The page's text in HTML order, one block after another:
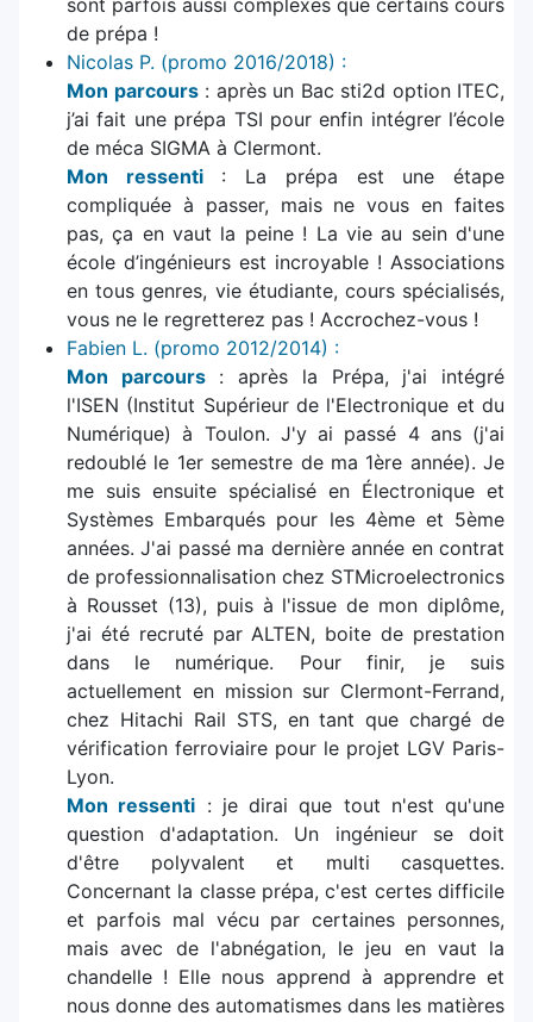
de prépa !
Nicolas P. (promo 2016/2018) :
Mon parcours: après un Bac sti2d option ITEC,
j’ai fait une prépa TSI pour enfin intégrer l’école
de méca SIGMA à Clermont.
Mon ressenti: La prépa est une étape
compliquée à passer, mais ne vous en faites
pas, ça en vaut la peine ! La vie au sein d'une
école d’ingénieurs est incroyable ! Associations
en tous genres, vie étudiante, cours spécialisés,
vous ne le regretterez pas ! Accrochez-vous !
Fabien L. (promo 2012/2014) :
Mon parcours: après la Prépa, j'ai intégré
l'ISEN (Institut Supérieur de l'Electronique et du
Numérique) à Toulon. J'y ai passé 4 ans (j'ai
redoublé le 1er semestre de ma 1ère année). Je
me suis ensuite spécialisé en Électronique et
Systèmes Embarqués pour les 4ème et 5ème
années. J'ai passé ma dernière année en contrat
de professionnalisation chez STMicroelectronics
à Rousset (13), puis à l'issue de mon diplôme,
j'ai été recruté par ALTEN, boite de prestation
dans le numérique. Pour finir, je suis
actuellement en mission sur Clermont-Ferrand,
chez Hitachi Rail STS, en tant que chargé de
vérification ferroviaire pour le projet LGV Paris-
Lyon.
Mon ressenti : je dirai que tout n'est qu'une
question d'adaptation. Un ingénieur se doit
d'être polyvalent et multi casquettes.
Concernant la classe prépa, c'est certes difficile
et parfois mal vécu par certaines personnes,
mais avec de l'abnégation, le jeu en vaut la
chandelle ! Elle nous apprend à apprendre et
nous donne des automatismes dans les matières